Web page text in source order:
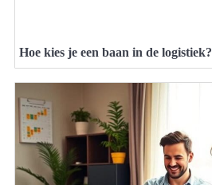
Hoe kies je een baan in de logistiek?